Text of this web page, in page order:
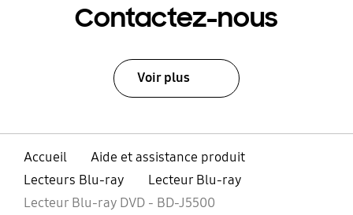
Contactez-nous
Voir plus
Accueil
Aide et assistance produit
Lecteurs Blu-ray
Lecteur Blu-ray
Lecteur Blu-ray DVD - BD-J5500